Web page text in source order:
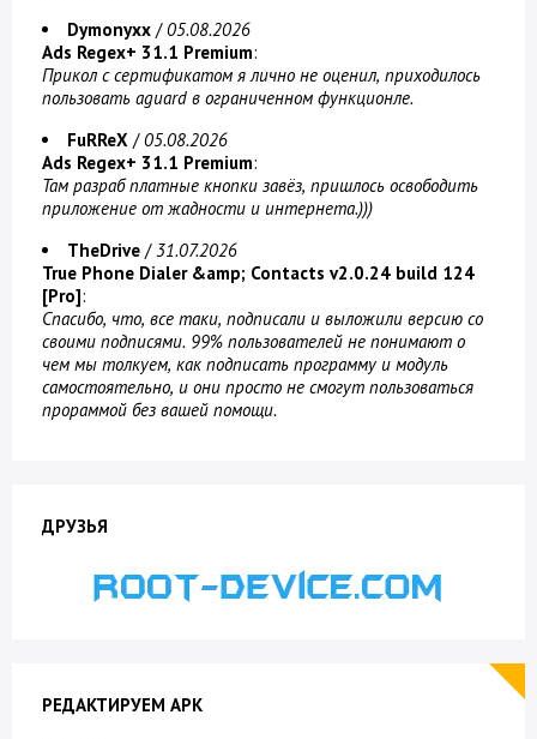
Dymonyxx /05.08.2026
Ads Regex+ 31.1 Premium:
Прикол с сертификатом я лично не оценил, приходилось
пользовать aguard в ограниченном функционле.
FuRReX /05.08.2026
Ads Regex+ 31.1 Premium:
Там разраб платные кнопки завёз, пришлось освободить
приложение от жадности и интернета.)))
TheDrive /31.07.2026
True Phone Dialer &amp; Contacts v2.0.24 build 124
[Pro]:
Спасибо, что, все таки, подписали и выложили версию со
своими подписями. 99% пользователей не понимают о
чем мы толкуем, как подписать программу и модуль
самостоятельно, и они просто не смогут пользоваться
прораммой без вашей помощи.
ДРУЗЬЯ
РЕДАКТИРУЕМ APK